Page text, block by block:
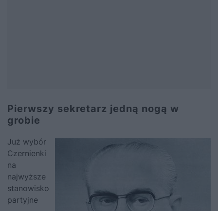
Pierwszy sekretarz jedną nogą w
grobie
Już wybór
Czernienki
na
najwyższe
stanowisko
partyjne